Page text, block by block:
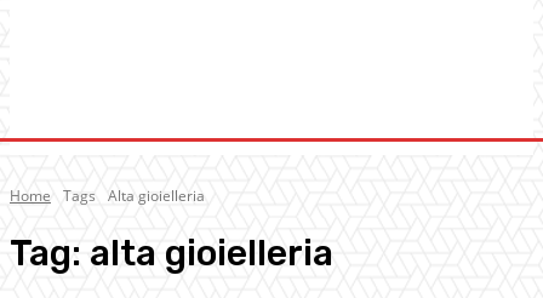
Home Tags Alta gioielleria
Tag: alta gioielleria